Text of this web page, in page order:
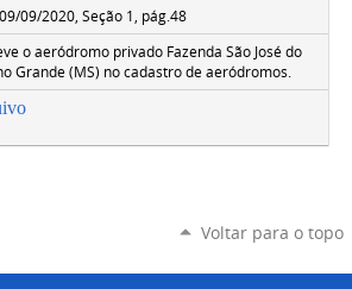
09/2020, Seção 1, pág.48
o aeródromo privado Fazenda São José do
Grande (MS) no cadastro de aeródromos.
Voltar para o topo